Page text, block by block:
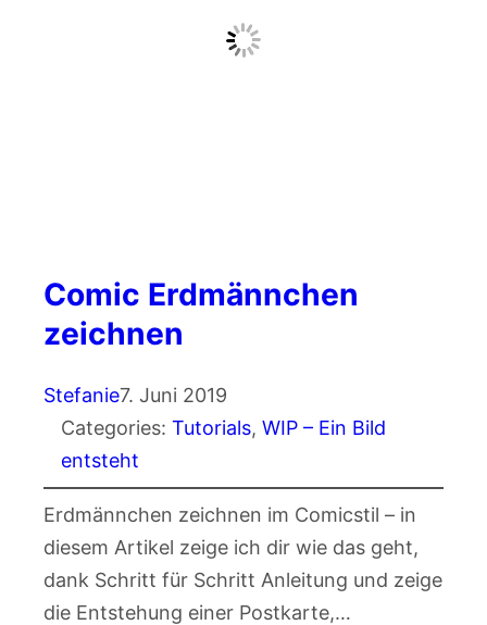
Comic Erdmännchen
zeichnen
Stefanie7. Juni 2019
Categories: Tutorials, WIP – Ein Bild
entsteht
Erdmännchen zeichnen im Comicstil – in
diesem Artikel zeige ich dir wie das geht,
dank Schritt für Schritt Anleitung und zeige
die Entstehung einer Postkarte,…